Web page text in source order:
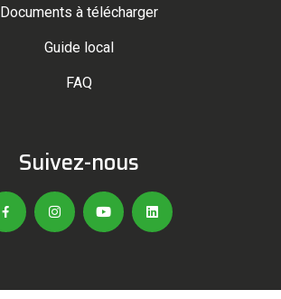
Documents à télécharger
Guide local
FAQ
Suivez-nous